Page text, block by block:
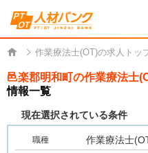
作業療法士(OT)の求人トッ
邑楽郡明和町の作業療法士
情報一覧
現在選択されている条件
職種 作業療法士